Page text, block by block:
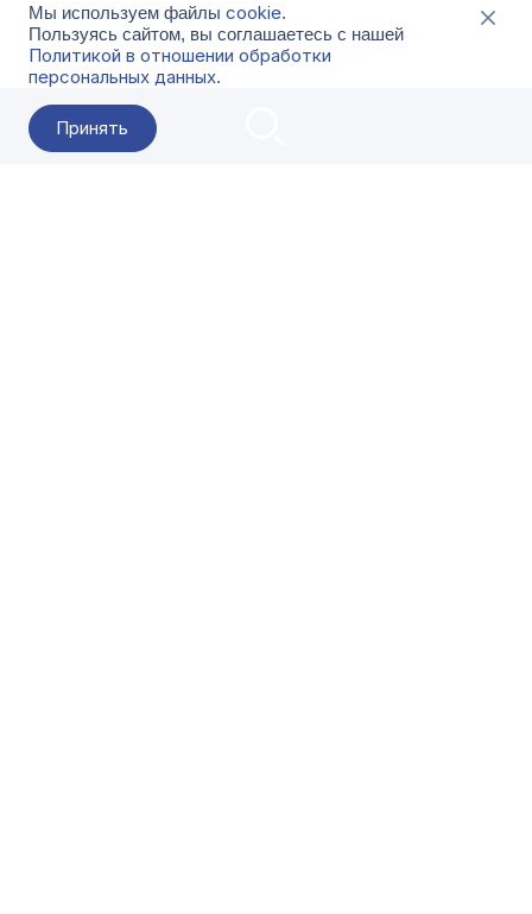
Мы используем файлы cookie.
Пользуясь сайтом, вы соглашаетесь с нашей
Политикой в отношении обработки
персональных данных.
Принять